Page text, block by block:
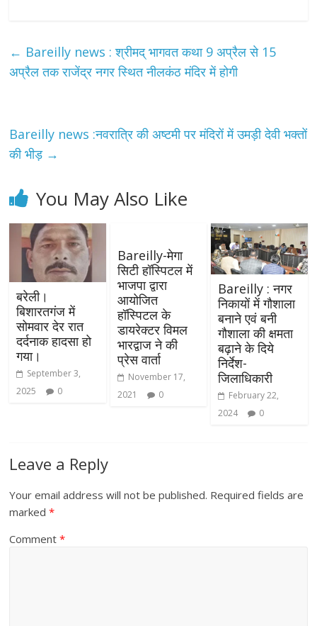
← Bareilly news : श्रीमद् भागवत कथा 9 अप्रैल से 15
अप्रैल तक राजेंद्र नगर स्थित नीलकंठ मंदिर में होगी
Bareilly news :नवरात्रि की अष्टमी पर मंदिरों में उमड़ी देवी भक्तों
की भीड़ →
You May Also Like
बरेली।
बिशारतगंज में
सोमवार देर रात
दर्दनाक हादसा हो
गया।
September 3,
2025
0
Bareilly-मेगा
सिटी हॉस्पिटल में
भाजपा द्वारा
आयोजित
हॉस्पिटल के
डायरेक्टर विमल
भारद्वाज ने की
प्रेस वार्ता
November 17,
2021
0
Bareilly : नगर
निकायों में गौशाला
बनाने एवं बनी
गौशाला की क्षमता
बढ़ाने के दिये
निर्देश-
जिलाधिकारी
February 22,
2024
0
Leave a Reply
Your email address will not be published. Required fields are
marked*
Comment*